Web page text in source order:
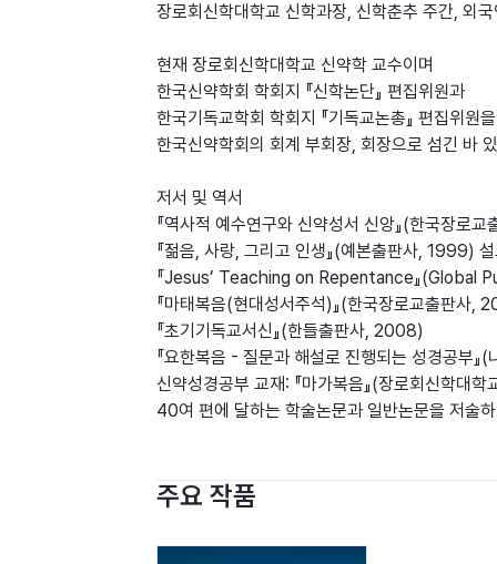
장로회신학대학교 신학과장, 신학춘추 주간, 외
현재 장로회신학대학교 신약학 교수이며
한국신약학회 학회지 『신학논단』 편집위원과
한국기독교학회 학회지 『기독교논총』 편집위원
한국신약학회의 회계 부회장, 회장으로 섬긴 바
저서 및 역서
『역사적 예수연구와 신약성서 신앙』(한국장로
『젊음, 사랑, 그리고 인생』(예본출판사, 1999)
『Jesus’ Teaching on Repentance』
『마태복음(현대성서주석)』(한국장로교출판사,
『초기기독교서신』(한들출판사, 2008)
『요한복음 - 질문과 해설로 진행되는 성경공부』
신약성경공부 교재: 『마가복음』(장로회신학대
40여 편에 달하는 학술논문과 일반논문을 저술
주요 작품